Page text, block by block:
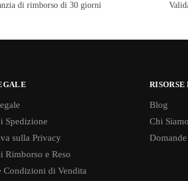
di rimborso di 30 giorni
Spedizione
sulla Privacy
Rimborso e Reso
Condizioni di Vendita
RISORSE
Blog
Chi Siamo